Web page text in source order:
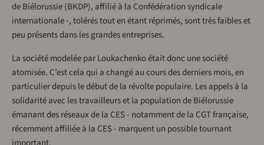
de Biélorussie (BKDP), affilié à la Confédération syndicale
internationale -, tolérés tout en étant réprimés, sont très faibles et
peu présents dans les grandes entreprises.
La société modelée par Loukachenko était donc une société
atomisée. C’est cela qui a changé au cours des derniers mois, en
particulier depuis le début de la révolte populaire. Les appels à la
solidarité avec les travailleurs et la population de Biélorussie
émanant des réseaux de la CES - notamment de la CGT française,
récemment affiliée à la CES - marquent un possible tournant